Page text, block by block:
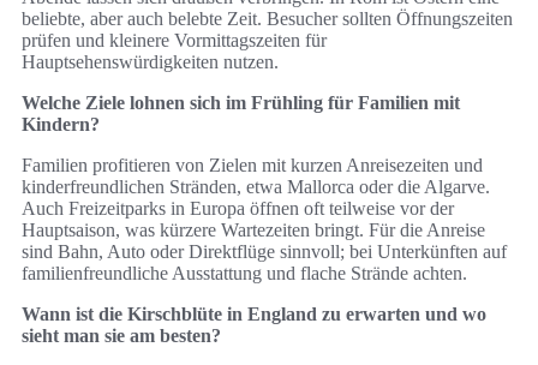
beliebte, aber auch belebte Zeit. Besucher sollten Öffnungszeiten
prüfen und kleinere Vormittagszeiten für
Hauptsehenswürdigkeiten nutzen.
Welche Ziele lohnen sich im Frühling für Familien mit
Kindern?
Familien profitieren von Zielen mit kurzen Anreisezeiten und
kinderfreundlichen Stränden, etwa Mallorca oder die Algarve.
Auch Freizeitparks in Europa öffnen oft teilweise vor der
Hauptsaison, was kürzere Wartezeiten bringt. Für die Anreise
sind Bahn, Auto oder Direktflüge sinnvoll; bei Unterkünften auf
familienfreundliche Ausstattung und flache Strände achten.
Wann ist die Kirschblüte in England zu erwarten und wo
sieht man sie am besten?